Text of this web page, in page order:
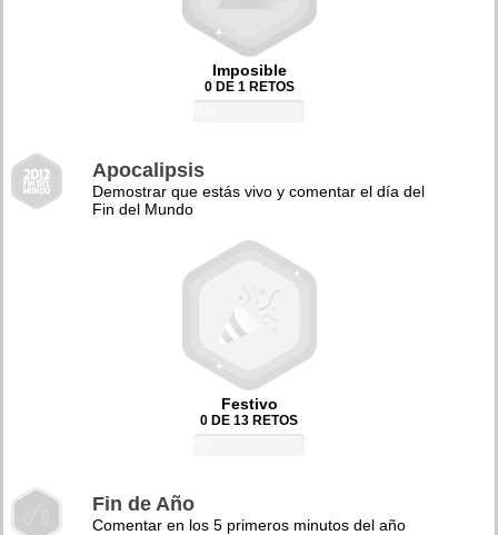
Imposible
0 DE 1 RETOS
Apocalipsis
Demostrar que estás vivo y comentar el día del
Fin del Mundo
Festivo
0 DE 13 RETOS
Fin de Año
Comentar en los 5 primeros minutos del año